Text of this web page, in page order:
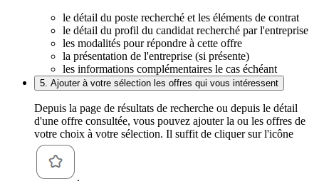
le détail du poste recherché et les éléments de contrat
le détail du profil du candidat recherché par l'entreprise
les modalités pour répondre à cette offre
la présentation de l'entreprise (si présente)
les informations complémentaires le cas échéant
5. Ajouter à votre sélection les offres qui vous intéressent
Depuis la page de résultats de recherche ou depuis le détail
d'une offre consultée, vous pouvez ajouter la ou les offres de
votre choix à votre sélection. Il suffit de cliquer sur l'icône
.